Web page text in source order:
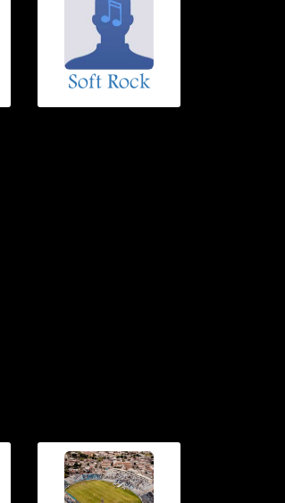
Soft Rock